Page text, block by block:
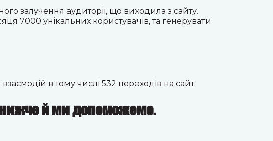
залучення аудиторії, що виходила з сайту.
7000 унікальних користувачів, та генерувати
в тому числі 532 переходів на сайт.
нижче й ми допоможемо.